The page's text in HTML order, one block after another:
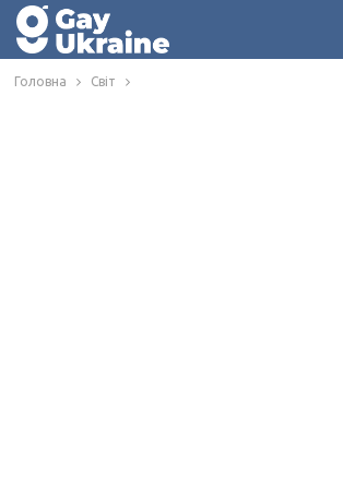
Головна Світ